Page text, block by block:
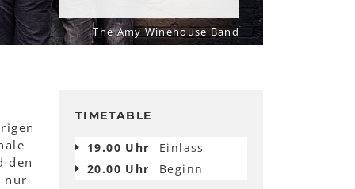
The Amy Winehouse Band
den
nur
TIMETABLE
19.00 Uhr
Einlass
20.00 Uhr
Beginn